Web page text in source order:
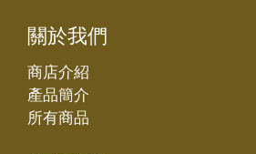
關於我們
商店介紹
產品簡介
所有商品